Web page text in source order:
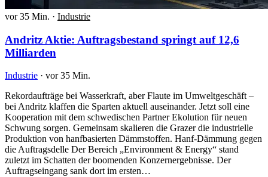
vor 35 Min. · Industrie
Andritz Aktie: Auftragsbestand springt auf 12,6
Milliarden
Industrie · vor 35 Min.
Rekordaufträge bei Wasserkraft, aber Flaute im Umweltgeschäft –
bei Andritz klaffen die Sparten aktuell auseinander. Jetzt soll eine
Kooperation mit dem schwedischen Partner Ekolution für neuen
Schwung sorgen. Gemeinsam skalieren die Grazer die industrielle
Produktion von hanfbasierten Dämmstoffen. Hanf-Dämmung gegen
die Auftragsdelle Der Bereich „Environment & Energy“ stand
zuletzt im Schatten der boomenden Konzernergebnisse. Der
Auftragseingang sank dort im ersten…